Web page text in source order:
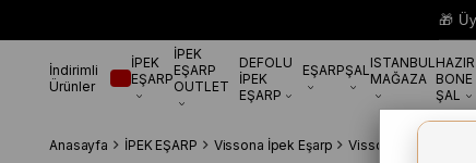
🎁
İndirimli
Ürünler
İPEK
EŞARP
İPEK
EŞARP
OUTLET
DEFOLU
İPEK
EŞARP
EŞARPŞALISTANBUL
MAĞAZA
HAZIR
BONE
ŞAL
Anasayfa İPEK EŞARP Vissona İpek Eşarp Vissona Tivil İpek